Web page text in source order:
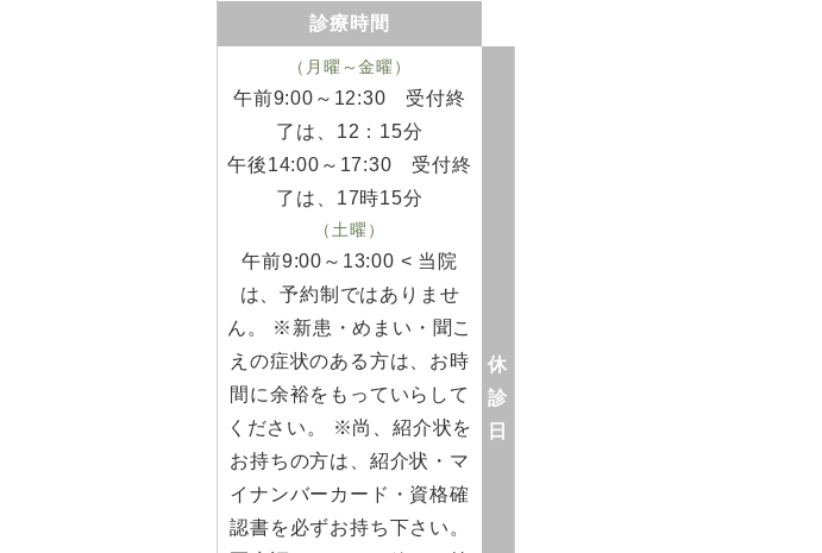
北園耳
診療時間
（月曜～金曜）
午前9:00～12:30 受付終
了は、12：15分
午後14:00～17:30 受付終
了は、17時15分
（土曜）
午前9:00～13:00 < 当院
は、予約制ではありませ
ん。 ※新患・めまい・聞こ
えの症状のある方は、お時
間に余裕をもっていらして
ください。 ※尚、紹介状を
お持ちの方は、紹介状・マ
イナンバーカード・資格確
認書を必ずお持ち下さい。
休
診
日